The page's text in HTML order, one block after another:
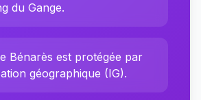
du Gange.
Bénarès est protégée par
géographique (IG).